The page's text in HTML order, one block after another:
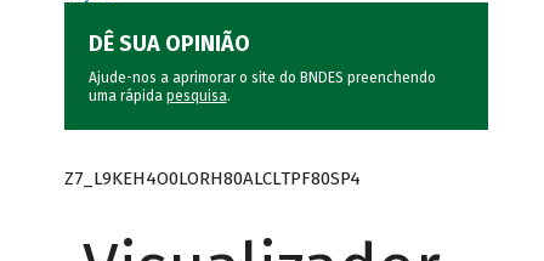
DÊ SUA OPINIÃO
Ajude-nos a aprimorar o site do BNDES preenchendo
uma rápida pesquisa.
Z7_L9KEH4O0LORH80ALCLTPF80SP4